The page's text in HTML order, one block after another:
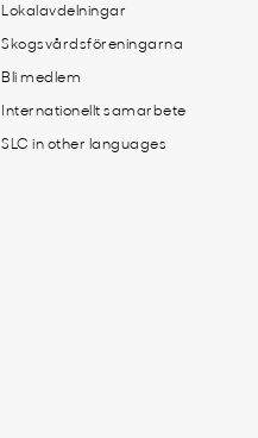
Lokalavdelningar
Skogsvårdsföreningarna
Bli medlem
Internationellt samarbete
SLC in other languages